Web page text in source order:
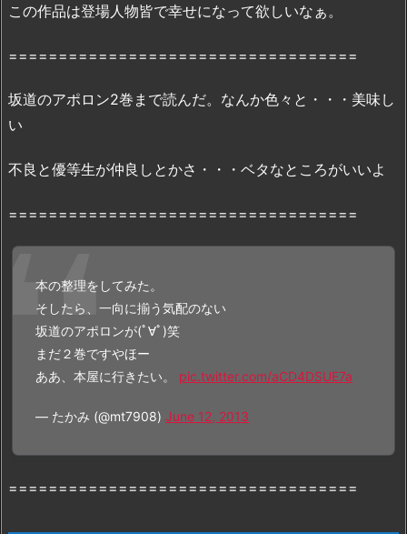
無
『坂
ア
ン
巻』
を
「z
i
p」
r」
この作品は登場人物皆で幸せになって欲しいなぁ。
===================================
坂道のアポロン2巻まで読んだ。なんか色々と・・・美味し
い
不良と優等生が仲良しとかさ・・・ベタなところがいいよ
===================================
本の整理をしてみた。
そしたら、一向に揃う気配のない
坂道のアポロンが(ﾟ∀ﾟ)笑
まだ２巻ですやほー
ああ、本屋に行きたい。 pic.twitter.com/aCD4DSUE7a
— たかみ (@mt7908) June 12, 2013
===================================